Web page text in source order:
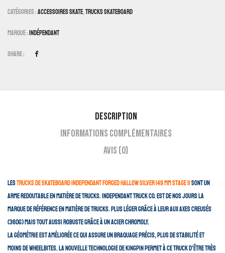
Catégories :Accessoires Skate,Trucks Skateboard
Marque : Indépendant
Share :
Description
Informations complémentaires
Avis (0)
Lestrucks de skateboard Independant Forged Hallow Silver 149 mm Stage 11
sont un
arme redoutable en matière de trucks. Independant Truck Co. est de nos jours la
marque de référence en matière de trucks. Plus léger grâce à leur aux axes creusés
(360g) mais tout aussi robuste grâce à un acier chromoly.
La géométrie est améliorée ce qui assure un braquage précis, plus de stabilité et
moins de wheelbites. La nouvelle technologie de Kingpin permet à ce truck d’être très